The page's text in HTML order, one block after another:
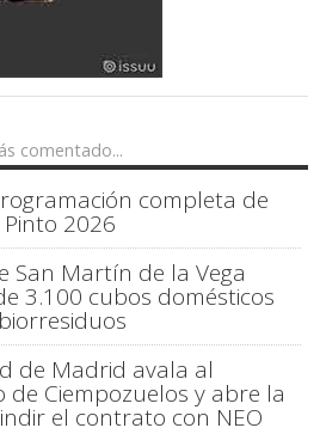
comentado...
completa de
2026
San Martín de la Vega
3.100 cubos domésticos
de Madrid avala al
Ciempozuelos y abre la
el contrato con NEO